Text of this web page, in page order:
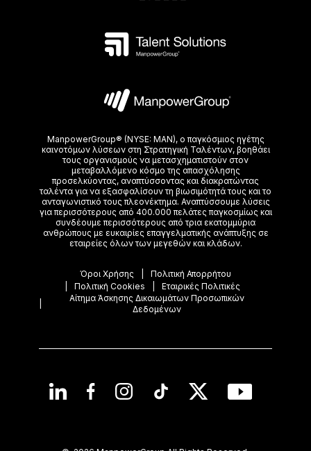
ManpowerGroup® (NYSE: MAN), ο παγκόσμιος ηγέτης
καινοτόμων λύσεων στη Στρατηγική Ταλέντων, βοηθάει
τoυς οργανισμούς να μετασχηματιστούν στον
μεταβαλλόμενο κόσμο της απασχόλησης
προσελκύοντας, αναπτύσσοντας και διακρατώντας
ταλέντα για να εξασφαλίσουν τη βιωσιμότητά τους και το
ανταγωνιστικό τους πλεονέκτημα. Αναπτύσσουμε λύσεις
για περισσότερους από 400.000 πελάτες παγκοσμίως και
συνδέουμε περισσότερους από τρια εκατομμύρια
ανθρώπους με ευκαιρίες επαγγελματικής ανάπτυξης σε
εταιρείες όλων των μεγεθών και κλάδων.
Όροι Χρήσης
Πολιτική Απορρήτου
Πολιτική Cookies
Εταιρικές Πολιτικές
Αίτημα Άσκησης Δικαιωμάτων Προσωπικών
Δεδομένων